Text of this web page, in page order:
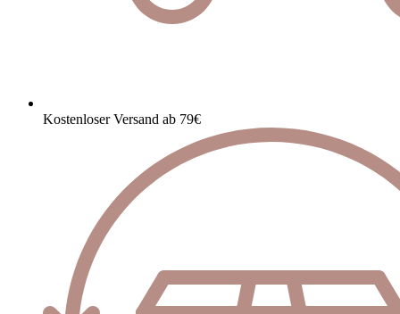
Kostenloser Versand ab 79€